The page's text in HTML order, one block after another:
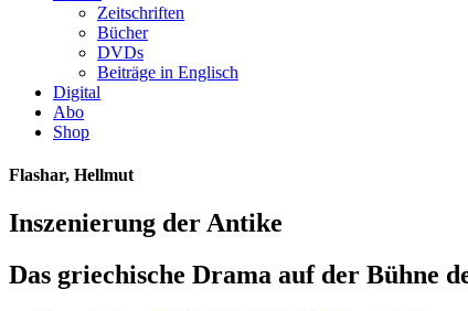
Zeitschriften
Bücher
DVDs
Beiträge in Englisch
Digital
Abo
Shop
Flashar, Hellmut
Inszenierung der Antike
Das griechische Drama auf der Bühne